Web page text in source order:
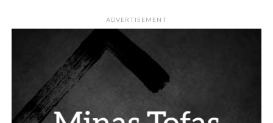
ADVERTISEMENT